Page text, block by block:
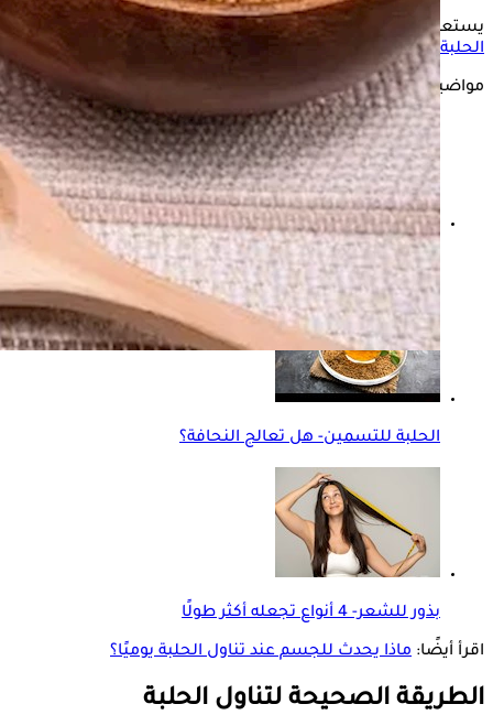
يستعرض "الكونسلتو" في السطور التالية، أفضل طريقة لتناول
الحلبةفي رمضان.
مواضيع ذات صلة
منبت الحلبة.. طبيب ينصح بتناولها أيام عيد الفطر
الحلبة للتسمين- هل تعالج النحافة؟
بذور للشعر- 4 أنواع تجعله أكثر طولًا
اقرأ أيضًا: ماذا يحدث للجسم عند تناول الحلبة يوميًا؟
الطريقة الصحيحة لتناول الحلبة